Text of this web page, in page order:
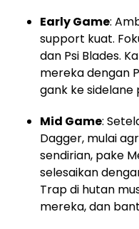
Early Game:
support kuat.
dan Psi Blades.
mereka dengan
gank ke sidelane
Mid Game:
Dagger, mulai
sendirian, pake
selesaikan
Trap di hutan
mereka, dan